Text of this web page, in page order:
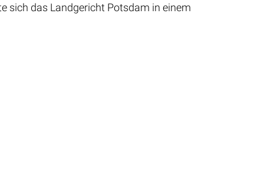
sich das Landgericht Potsdam in einem